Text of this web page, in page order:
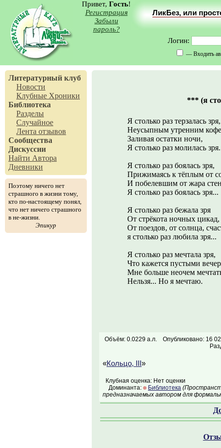
Привет, Гость!
Регистрация
Забыли
пароль?
ЛикБез, или
Логин:
— Входить
Литературный клуб
Новости
Клубные Хроники
Библиотека
Разделы
Случайное
Лента отзывов
Сообщества
Дискуссии
Найти Автора
Дневники
Поэтому ничего нет
страшного в жизни тому,
кто по-настоящему понял,
что нет ничего страшного
в не-жизни.
Эпикур
*** (я
Я столько раз терзалась зря,
Неусыпным утренним кофе
Заливая остатки ночи,
Я столько раз молилась
Я столько раз боялась зря,
Прижимаясь к тёплым от
И побелевшим от жара
Я столько раз боялась зря...
Я столько раз бежала зря
От стрёкота ночных цикад,
От поездов, от солнца,
я столько раз любила зря...
Я столько раз мечтала зря,
Что кажется пустыми
Мне больше неочем
Нельзя... Но я мечтаю.
Объём: 0.0229 а.л.
Опубликовано: 16
«Кольцо, III »
Клубная оценка: Нет оценки
Доминанта:
Библиотека
предназначаемых автором для